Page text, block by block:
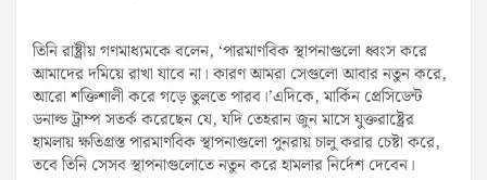
তিনি রাষ্ট্রীয় গণমাধ্যমকে বলেন, ‘পারমাণবিক স্থাপনাগুলো ধ্বংস করে
আমাদের দমিয়ে রাখা যাবে না। কারণ আমরা সেগুলো আবার নতুন করে,
আরো শক্তিশালী করে গড়ে তুলতে পারব।’এদিকে, মার্কিন প্রেসিডেন্ট
ডনাল্ড ট্রাম্প সতর্ক করেছেন যে, যদি তেহরান জুন মাসে যুক্তরাষ্ট্রের
হামলায় ক্ষতিগ্রস্ত পারমাণবিক স্থাপনাগুলো পুনরায় চালু করার চেষ্টা করে,
তবে তিনি সেসব স্থাপনাগুলোতে নতুন করে হামলার নির্দেশ দেবেন।